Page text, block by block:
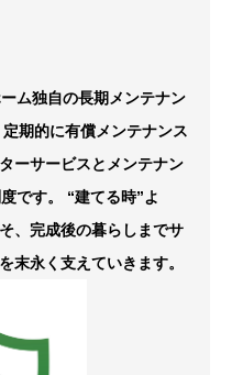
ム独自の長期メンテナン
期的に有償メンテナンス
ーサービスとメンテナン
です。
“建てる時”よ
、完成後の暮らしまでサ
末永く支えていきます。